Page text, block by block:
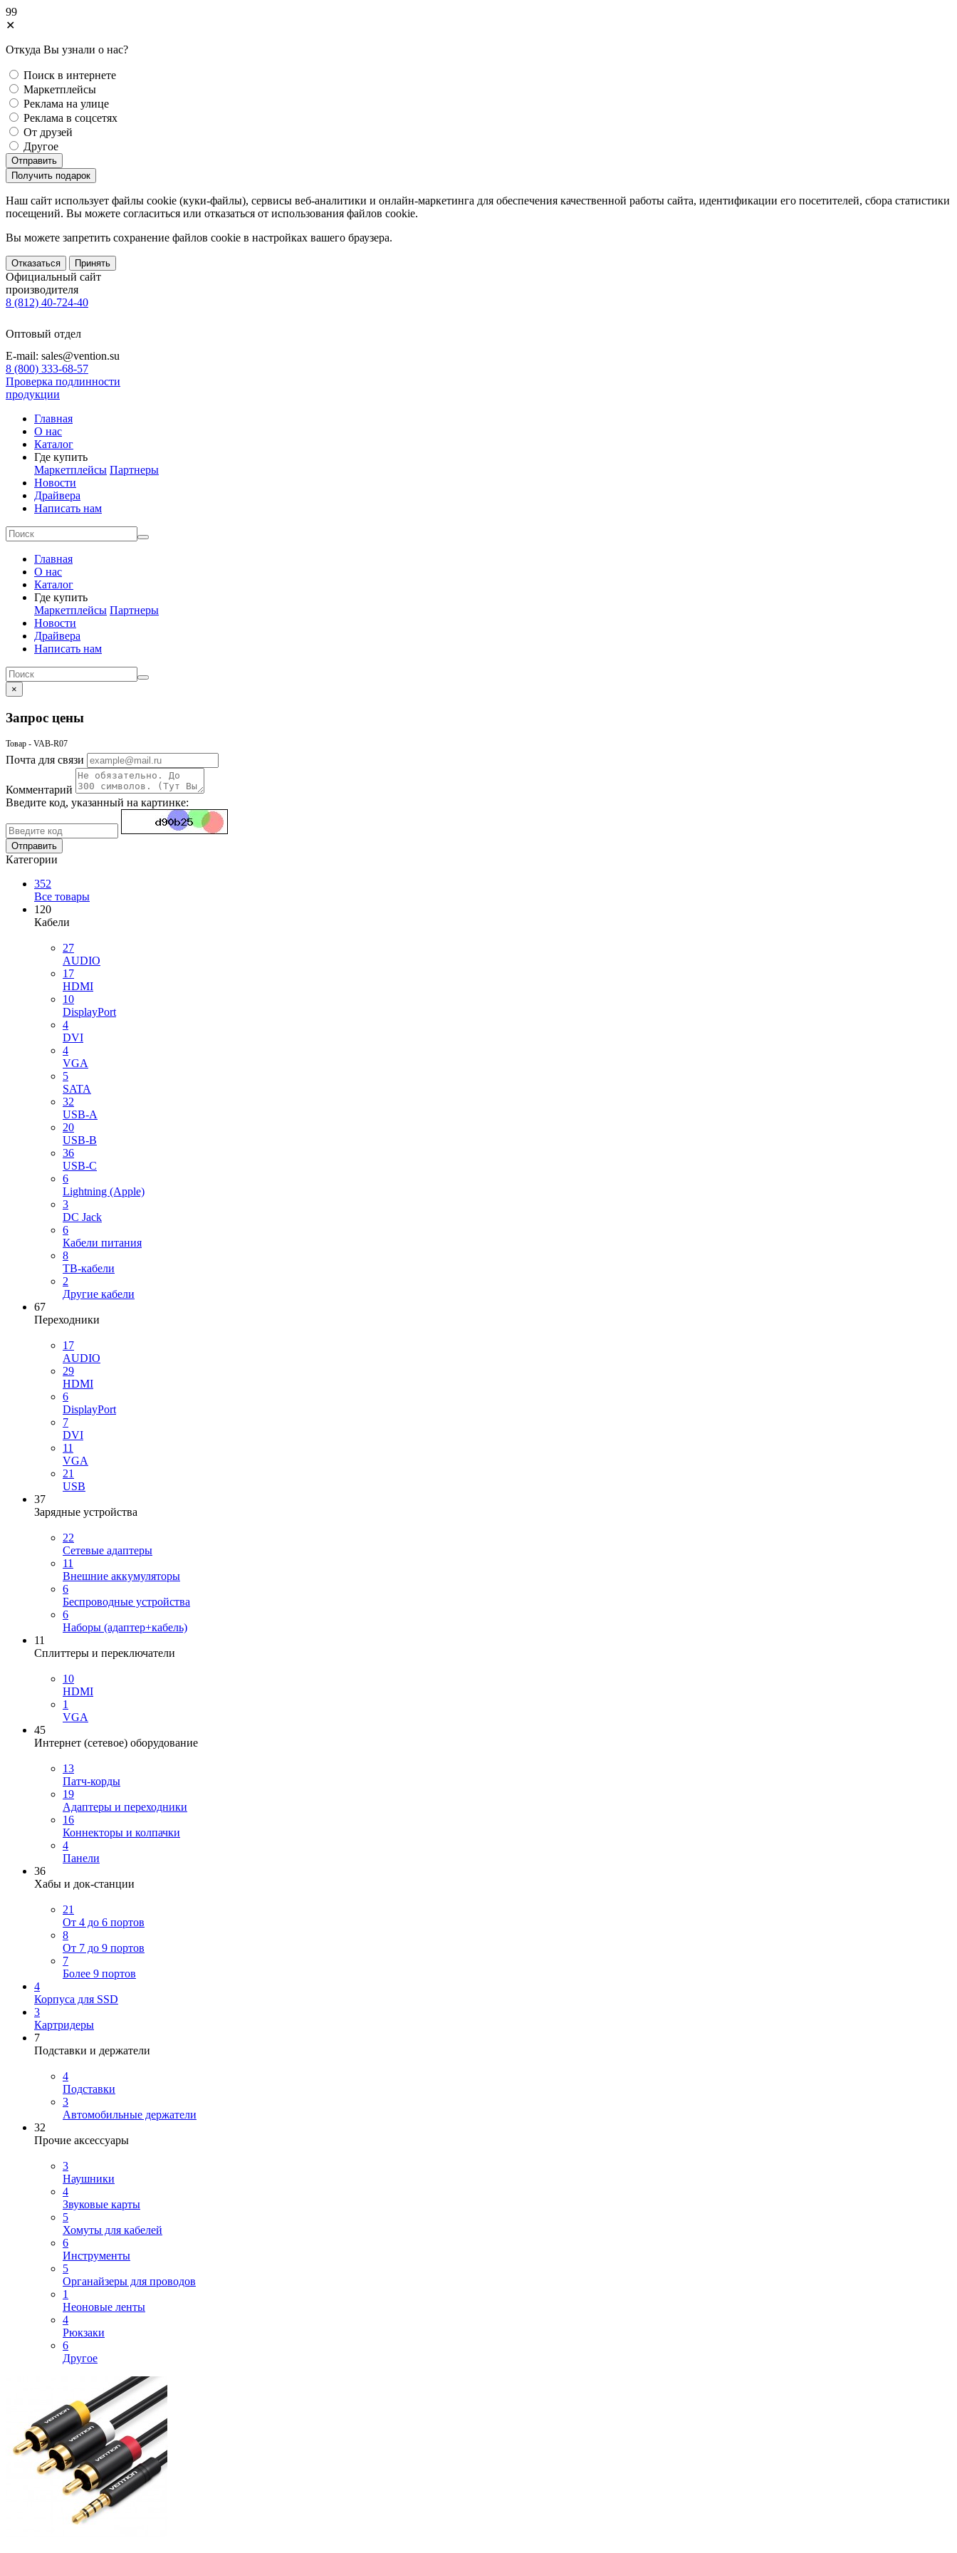
99
✕
Откуда Вы узнали о нас?
Поиск в интернете
Маркетплейсы
Реклама на улице
Реклама в соцсетях
От друзей
Другое
Отправить
Получить подарок
Наш сайт использует файлы cookie (куки-файлы), сервисы веб-аналитики и онлайн-маркетинга для обеспечения качественной работы сайта, идентификации его посетителей, сбора статистики
посещений. Вы можете согласиться или отказаться от использования файлов сookie.
Вы можете запретить сохранение файлов сookie в настройках вашего браузера.
Отказаться Принять
Официальный сайт
производителя
8 (812) 40-724-40
Оптовый отдел
E-mail: sales@vention.su
8 (800) 333-68-57
Проверка подлинности
продукции
Главная
О нас
Каталог
Где купить
Маркетплейсы Партнеры
Новости
Драйвера
Написать нам
Главная
О нас
Каталог
Где купить
Маркетплейсы Партнеры
Новости
Драйвера
Написать нам
×
Запрос цены
Товар - VAB-R07
Почта для связи
Комментарий
Введите код, указанный на картинке:
Отправить
Категории
352
Все товары
120
Кабели
27
AUDIO
17
HDMI
10
DisplayPort
4
DVI
4
VGA
5
SATA
32
USB-A
20
USB-B
36
USB-C
6
Lightning (Apple)
3
DC Jack
6
Кабели питания
8
ТВ-кабели
2
Другие кабели
67
Переходники
17
AUDIO
29
HDMI
6
DisplayPort
7
DVI
11
VGA
21
USB
37
Зарядные устройства
22
Сетевые адаптеры
11
Внешние аккумуляторы
6
Беспроводные устройства
6
Наборы (адаптер+кабель)
11
Сплиттеры и переключатели
10
HDMI
1
VGA
45
Интернет (сетевое) оборудование
13
Патч-корды
19
Адаптеры и переходники
16
Коннекторы и колпачки
4
Панели
36
Хабы и док-станции
21
От 4 до 6 портов
8
От 7 до 9 портов
7
Более 9 портов
4
Корпуса для SSD
3
Картридеры
7
Подставки и держатели
4
Подставки
3
Автомобильные держатели
32
Прочие аксессуары
3
Наушники
4
Звуковые карты
5
Хомуты для кабелей
6
Инструменты
5
Органайзеры для проводов
1
Неоновые ленты
4
Рюкзаки
6
Другое